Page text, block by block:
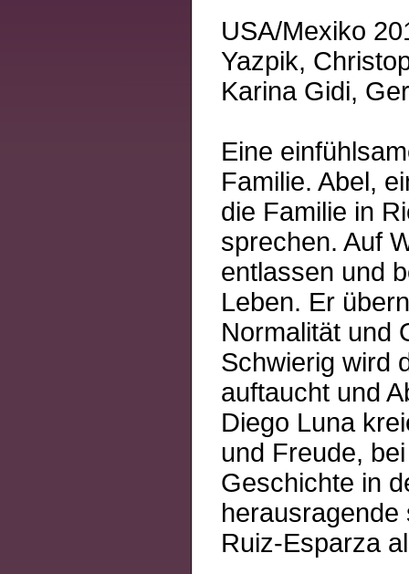
USA/Mexiko
Yazpik,
Karina Gidi,
Eine
Familie. Abel,
die Familie in
sprechen. Auf
entlassen und
Leben. Er
Normalität und
Schwierig wird
auftaucht und
Diego Luna
und Freude,
Geschichte in
Ruiz-Esparza